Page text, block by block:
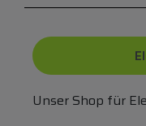
Unser Shop für